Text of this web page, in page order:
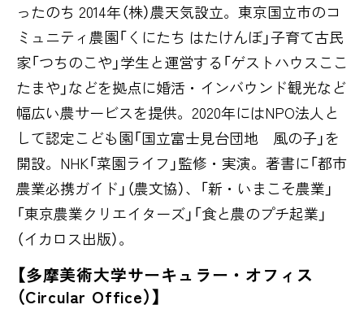
ったのち 2014年（株）農天気設立。東京国立市のコ
ミュニティ農園「くにたち はたけんぼ」子育て古民
家「つちのこや」学生と運営する「ゲストハウスここ
たまや」などを拠点に婚活・インバウンド観光など
幅広い農サービスを提供。2020年にはNPO法人と
して認定こども園「国立富士見台団地 風の子」を
開設。NHK「菜園ライフ」監修・実演。著書に「都市
農業必携ガイド」（農文協）、「新・いまこそ農業」
「東京農業クリエイターズ」「食と農のプチ起業」
（イカロス出版）。
【多摩美術大学サーキュラー・オフィス
（Circular Office）】